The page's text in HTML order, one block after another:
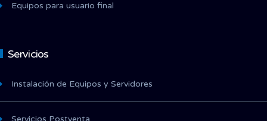
Equipos para usuario final
Servicios
Instalación de Equipos y Servidores